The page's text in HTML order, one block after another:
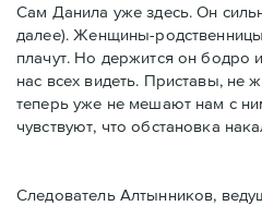
Сам Данила уже здесь. Он
далее). Женщины-
плачут. Но держится он бодро
нас всех видеть. Приставы, не
теперь уже не мешают нам с
чувствуют, что обстановка
Следователь Алтынников,